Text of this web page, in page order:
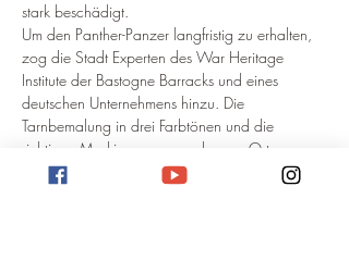
stark beschädigt.
Um den Panther-Panzer langfristig zu erhalten,
zog die Stadt Experten des War Heritage
Institute der Bastogne Barracks und eines
deutschen Unternehmens hinzu. Die
Tarnbemalung in drei Farbtönen und die
richtigen Markierungen wurden vor Ort von
Spezialisten durchgeführt. Auch die Ketten